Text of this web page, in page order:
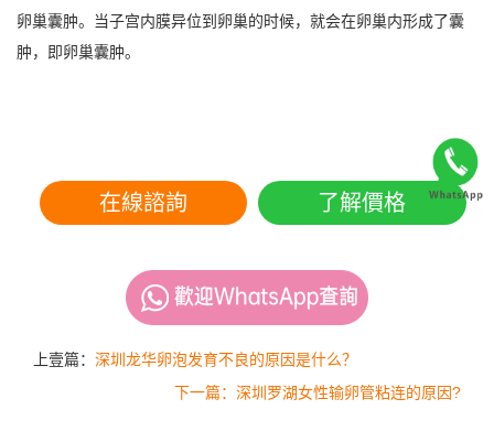
卵巢囊肿。当子宫内膜异位到卵巢的时候，就会在卵巢内形成了囊
肿，即卵巢囊肿。
在線諮詢 了解價格
上壹篇： 深圳龙华卵泡发育不良的原因是什么？
下一篇：深圳罗湖女性输卵管粘连的原因?